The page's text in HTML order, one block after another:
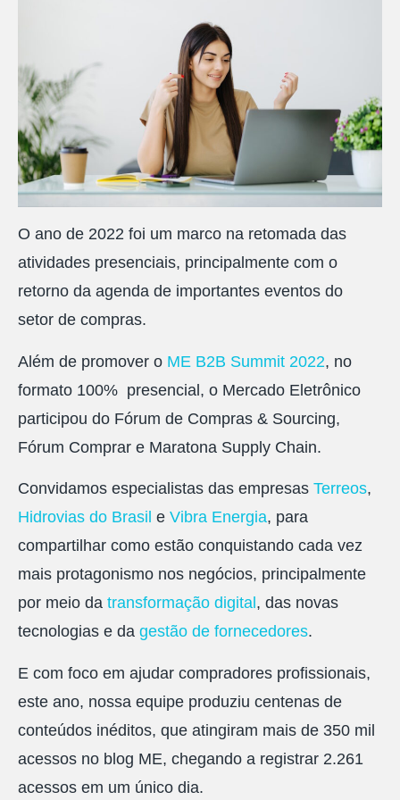
O ano de 2022 foi um marco na retomada das
atividades presenciais, principalmente com o
retorno da agenda de importantes eventos do
setor de compras.
Além de promover o ME B2B Summit 2022, no
formato 100% presencial, o Mercado Eletrônico
participou do Fórum de Compras & Sourcing,
Fórum Comprar e Maratona Supply Chain.
Convidamos especialistas das empresas Terreos,
Hidrovias do Brasil e Vibra Energia, para
compartilhar como estão conquistando cada vez
mais protagonismo nos negócios, principalmente
por meio da transformação digital , das novas
tecnologias e da gestão de fornecedores.
E com foco em ajudar compradores profissionais,
este ano, nossa equipe produziu centenas de
conteúdos inéditos, que atingiram mais de 350 mil
acessos no blog ME, chegando a registrar 2.261
acessos em um único dia.